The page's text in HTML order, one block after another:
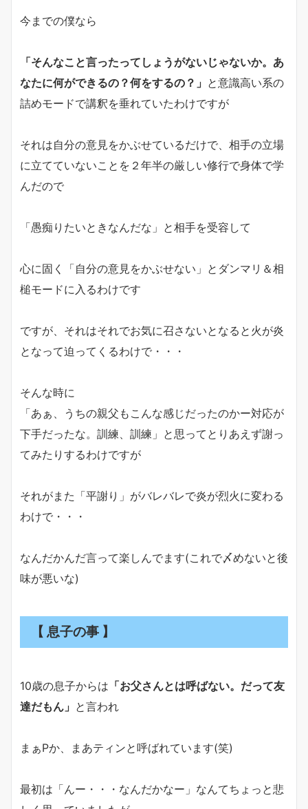
今までの僕なら
「そんなこと言ったってしょうがないじゃないか。あ
なたに何ができるの？何をするの？」 と意識高い系の
詰めモードで講釈を垂れていたわけですが
それは自分の意見をかぶせているだけで、相手の立場
に立てていないことを２年半の厳しい修行で身体で学
んだので
「愚痴りたいときなんだな」と相手を受容して
心に固く「自分の意見をかぶせない」とダンマリ＆相
槌モードに入るわけです
ですが、それはそれでお気に召さないとなると火が炎
となって迫ってくるわけで・・・
そんな時に
「あぁ、うちの親父もこんな感じだったのかー対応が
下手だったな。訓練、訓練」と思ってとりあえず謝っ
てみたりするわけですが
それがまた「平謝り」がバレバレで炎が烈火に変わる
わけで・・・
なんだかんだ言って楽しんでます(これで〆めないと後
味が悪いな)
【 息子の事 】
10歳の息子からは 「お父さんとは呼ばない。だって友
達だもん」 と言われ
まぁPか、まあティンと呼ばれています(笑)
最初は「んー・・・なんだかなー」なんてちょっと悲